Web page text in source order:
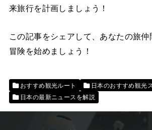
来旅行を計画しましょう！
この記事をシェアして、あなたの旅
冒険を始めましょう！
おすすめ観光ルート
日本のおすすめ観光
日本の最新ニュースを解説